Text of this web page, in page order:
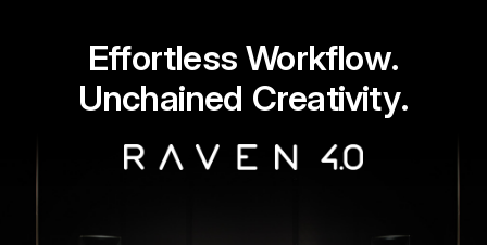
Effortless Workflow.
Unchained Creativity.